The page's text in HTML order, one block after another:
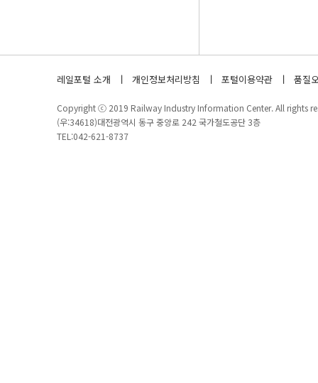
레일포털 소개 개인정보처리방침 포털이용약관 품질
Copyright ⓒ 2019 Railway Industry Information Center. All rights
(우:34618)대전광역시 동구 중앙로 242 국가철도공단 3층
TEL:042-621-8737